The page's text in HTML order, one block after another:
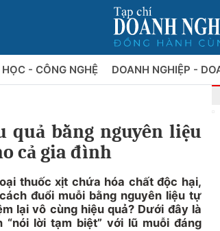
- CÔNG NGHỆ DOANH NGHIỆP -
quả bằng nguyên liệu
cả gia đình
thuốc xịt chứa hóa chất độc hại,
đuổi muỗi bằng nguyên liệu tự
lại vô cùng hiệu quả? Dưới đây là
lời tạm biệt” với lũ muỗi đáng